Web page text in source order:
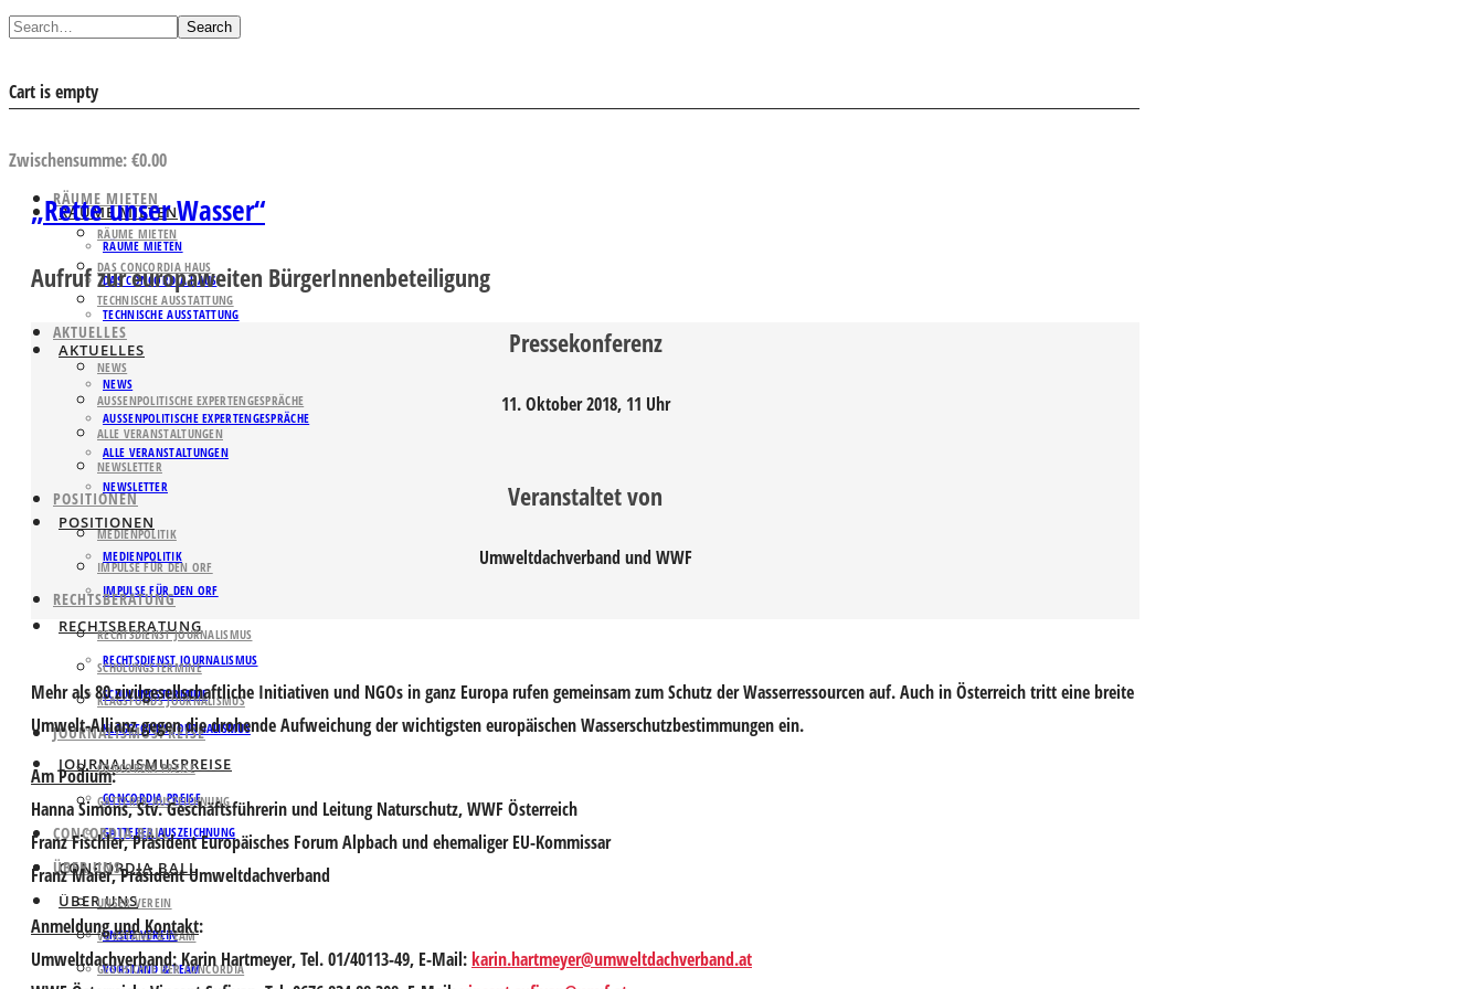
Search
Cart is empty
Zwischensumme:€0.00
RÄUME MIETEN
RÄUME MIETEN
DAS CONCORDIA HAUS
TECHNISCHE AUSSTATTUNG
AKTUELLES
NEWS
AUSSENPOLITISCHE EXPERTENGESPRÄCHE
ALLE VERANSTALTUNGEN
NEWSLETTER
POSITIONEN
MEDIENPOLITIK
IMPULSE FÜR DEN ORF
RECHTSBERATUNG
RECHTSDIENST JOURNALISMUS
SCHULUNGSTERMINE
KLAGSFONDS JOURNALISMUS
JOURNALISMUSPREISE
CONCORDIA PREISE
GATTERER AUSZEICHNUNG
CONCORDIA BALL
ÜBER UNS
UNSER VEREIN
VORSTAND & TEAM
RÄUME MIETEN
RÄUME MIETEN
DAS CONCORDIA HAUS
TECHNISCHE AUSSTATTUNG
AKTUELLES
NEWS
AUSSENPOLITISCHE EXPERTENGESPRÄCHE
ALLE VERANSTALTUNGEN
NEWSLETTER
POSITIONEN
MEDIENPOLITIK
IMPULSE FÜR DEN ORF
RECHTSBERATUNG
RECHTSDIENST JOURNALISMUS
SCHULUNGSTERMINE
KLAGSFONDS JOURNALISMUS
JOURNALISMUSPREISE
CONCORDIA PREISE
GATTERER AUSZEICHNUNG
CONCORDIA BALL
ÜBER UNS
UNSER VEREIN
VORSTAND & TEAM
GESCHICHTE DER CONCORDIA
„Rette unser Wasser“
Aufruf zur europaweiten BürgerInnenbeteiligung
Pressekonferenz
11. Oktober 2018, 11 Uhr
Veranstaltet von
Umweltdachverband und WWF
Mehr als 80 zivilgesellschaftliche Initiativen und NGOs in ganz Europa rufen gemeinsam zum Schutz der Wasserressourcen auf. Auch in Österreich tritt eine breite
Umwelt-Allianz gegen die drohende Aufweichung der wichtigsten europäischen Wasserschutzbestimmungen ein.
Am Podium:
HannaSimons, Stv. Geschäftsführerin und Leitung Naturschutz, WWF Österreich
FranzFischler, Präsident Europäisches Forum Alpbach und ehemaliger EU-Kommissar
Franz Maier, Präsident Umweltdachverband
Anmeldung und Kontakt:
Umweltdachverband: Karin Hartmeyer, Tel. 01/40113-49, E-Mail:karin.hartmeyer@umweltdachverband.at